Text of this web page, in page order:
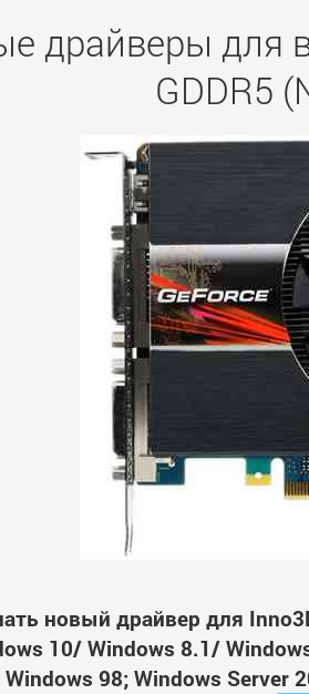
драйверы для
GDDR5
новый драйвер для
10/ Windows 8.1/
Windows 98; Windows Server